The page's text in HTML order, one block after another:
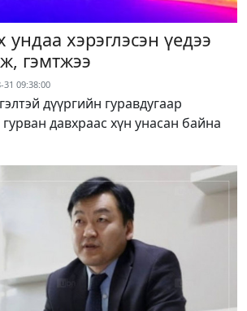
ундаа хэрэглэсэн үедээ
гэмтжээ
31 09:38:00
дүүргийн гуравдугаар
давхраас хүн унасан байна